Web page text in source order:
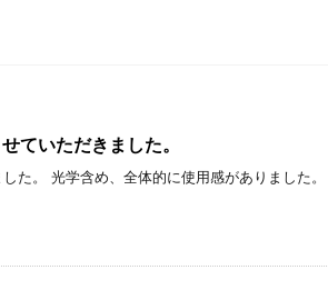
ていただきました。
た。 光学含め、全体的に使用感がありました。